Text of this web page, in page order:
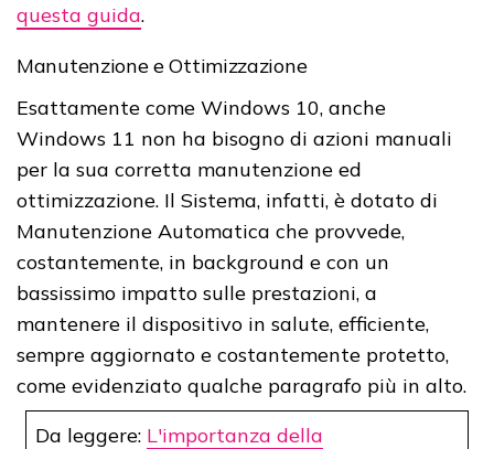
questa guida.
Manutenzione e Ottimizzazione
Esattamente come Windows 10, anche
Windows 11 non ha bisogno di azioni manuali
per la sua corretta manutenzione ed
ottimizzazione. Il Sistema, infatti, è dotato di
Manutenzione Automatica che provvede,
costantemente, in background e con un
bassissimo impatto sulle prestazioni, a
mantenere il dispositivo in salute, efficiente,
sempre aggiornato e costantemente protetto,
come evidenziato qualche paragrafo più in alto.
Da leggere: L'importanza della